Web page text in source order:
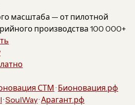
масштаба — от пилотной
производства 100 000+
СТМ · Бионовация.рф
·SoulWay·Арагант.рф